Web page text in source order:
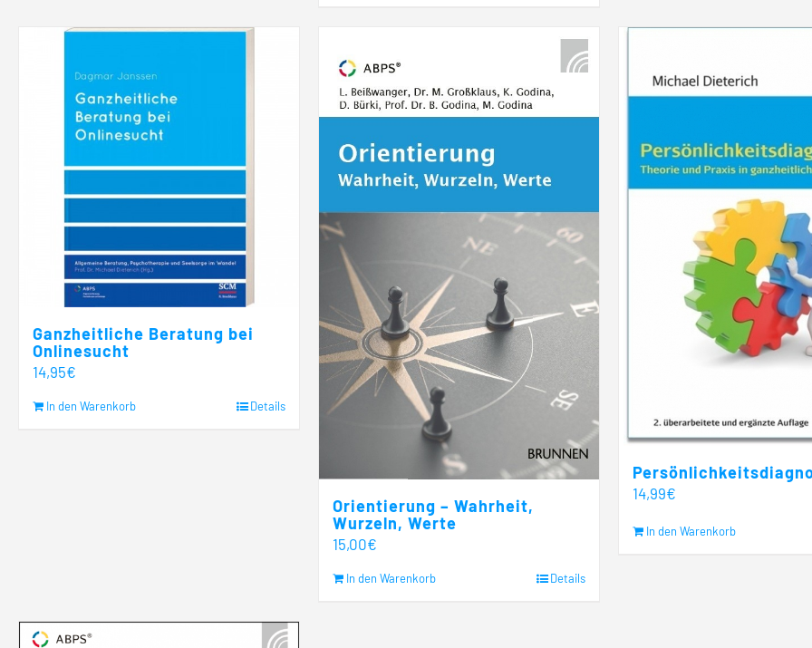
Ganzheitliche Beratung bei
Onlinesucht
14,95€
In den Warenkorb Details
Orientierung – Wahrheit,
Wurzeln, Werte
15,00€
In den Warenkorb Details
14,99€
In den Warenkorb